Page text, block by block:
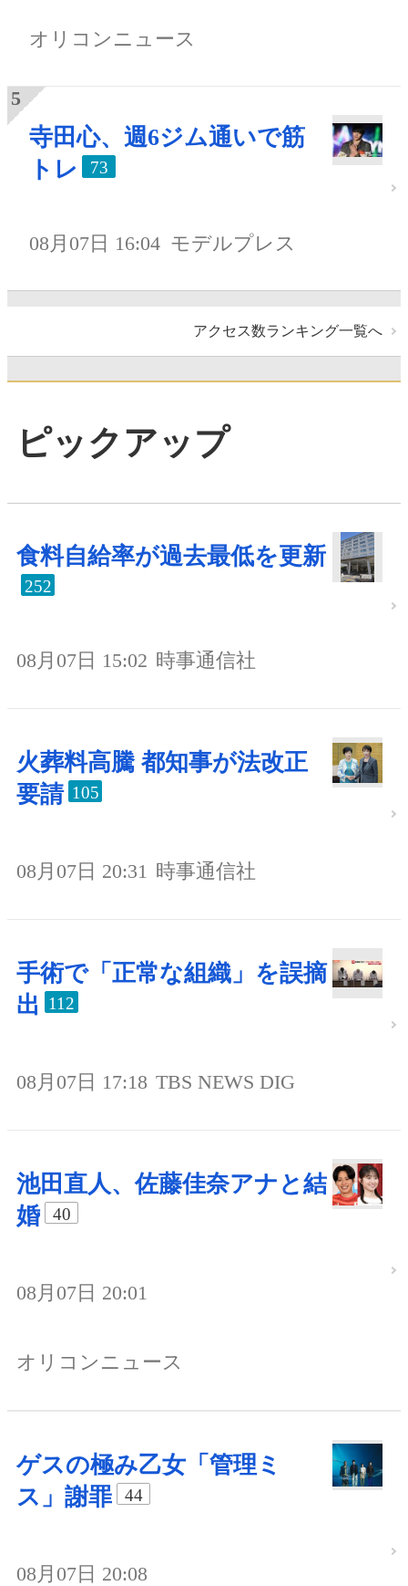
オリコンニュース
寺田心、週6ジム通いで筋
トレ
73
08月07日 16:04 モデルプレス
アクセス数ランキング一覧へ
ピックアップ
食料自給率が過去最低を更新
252
08月07日 15:02 時事通信社
火葬料高騰 都知事が法改正
要請 105
08月07日 20:31 時事通信社
手術で「正常な組織」を誤摘
出
112
08月07日 17:18 TBS NEWS DIG
池田直人、佐藤佳奈アナと結
婚
40
08月07日 20:01
オリコンニュース
ゲスの極み乙女「管理ミ
ス」謝罪
44
08月07日 20:08